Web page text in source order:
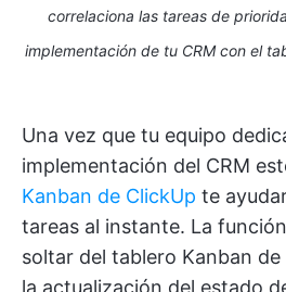
correlaciona las tareas de
implementación de tu CRM con el
Una vez que tu equipo
implementación del CRM
Kanban de ClickUp te
tareas al instante. La
soltar del tablero Kanban
la actualización del estado